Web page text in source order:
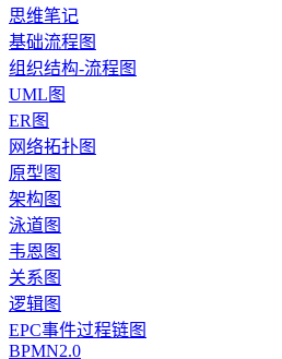
思维笔记
基础流程图
组织结构-流程图
UML图
ER图
网络拓扑图
原型图
架构图
泳道图
韦恩图
关系图
逻辑图
EPC事件过程链图
BPMN2.0